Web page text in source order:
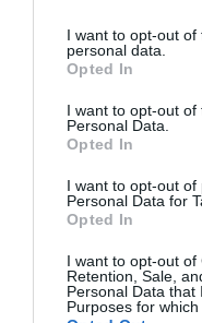
not limited to your visit
grant or deny consent
use your data for
consent section.
I want to opt-out
personal data.
Opted In
I want to opt-out of
Personal Data.
Opted In
I want to opt-out of
Personal Data for
Opted In
I want to opt-out of
Retention, Sale,
Personal Data that
Purposes for which
NEM CSAK A FÖLD
SZOMJAZIK: LÉGKÖRI
SZÍVJA KI A VIZET A